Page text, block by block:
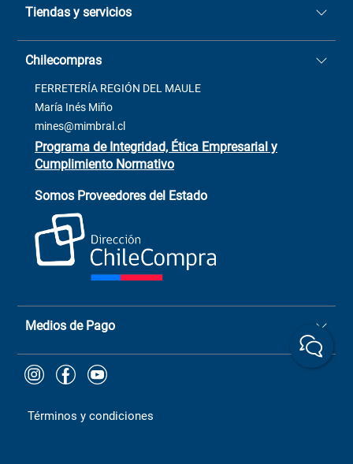
Sucursales
Términos y condiciones
Contacto
Venta Terreno
Trabaja con Nosotros
+(73) 256
ChileCompras
+56 9 9888 9549
Tiendas y servicios
Casa Matriz: Avenida Chorrillos
2137 San Javier, Fono (73)
Chilecompras
FERRETERÍA REGIÓN DEL MAULE
María Inés Miño
mines@mimbral.cl
Programa de Integridad, Ética Empresarial y
Cumplimiento Normativo
Somos Proveedores del Estado
Medios de Pago
Términos y condiciones